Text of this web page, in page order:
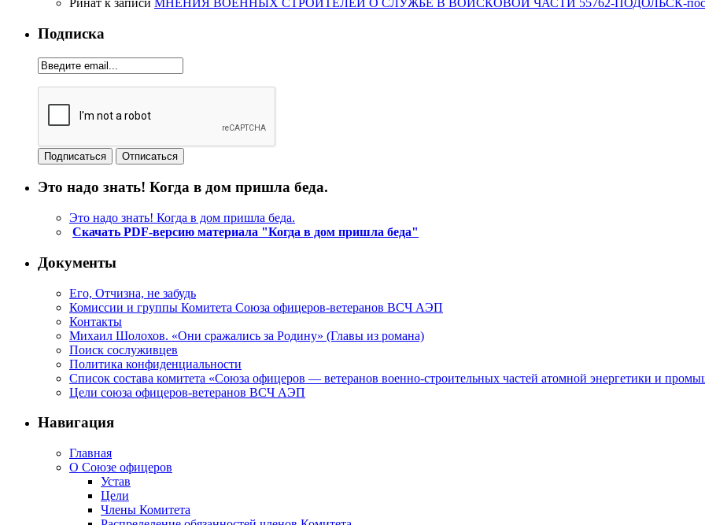
Ринат к записи МНЕНИЯ ВОЕННЫХ СТРОИТЕЛЕЙ О СЛУЖБЕ В ВОЙСКОВОЙ ЧАСТИ 55762-ПОДОЛЬСК-
Подписка
Это надо знать! Когда в дом пришла беда.
Это надо знать! Когда в дом пришла беда.
Скачать PDF-версию материала "Когда в дом пришла беда"
Документы
Его, Отчизна, не забудь
Комиссии и группы Комитета Союза офицеров-ветеранов ВСЧ АЭП
Контакты
Михаил Шолохов. «Они сражались за Родину» (Главы из романа)
Поиск сослуживцев
Политика конфиденциальности
Список состава комитета «Союза офицеров — ветеранов военно-строительных частей атомной энергетики и
Цели союза офицеров-ветеранов ВСЧ АЭП
Навигация
Главная
О Союзе офицеров
Устав
Цели
Члены Комитета